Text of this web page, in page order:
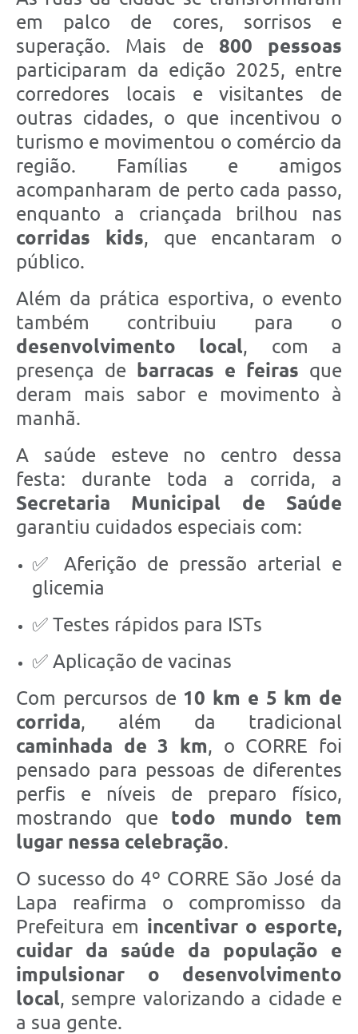
em palco de cores, sorrisos e
superação. Mais de 800 pessoas
participaram da edição 2025, entre
corredores locais e visitantes de
outras cidades, o que incentivou o
turismo e movimentou o comércio da
região. Famílias e amigos
acompanharam de perto cada passo,
enquanto a criançada brilhou nas
corridas kids, que encantaram o
público.
Além da prática esportiva, o evento
também contribuiu para o
desenvolvimento local, com a
presença de barracas e feiras que
deram mais sabor e movimento à
manhã.
A saúde esteve no centro dessa
festa: durante toda a corrida, a
Secretaria Municipal de Saúde
garantiu cuidados especiais com:
✅ Aferição de pressão arterial e
glicemia
✅ Testes rápidos para ISTs
✅ Aplicação de vacinas
Com percursos de 10 km e 5 km de
corrida, além da tradicional
caminhada de 3 km, o CORRE foi
pensado para pessoas de diferentes
perfis e níveis de preparo físico,
mostrando que todo mundo tem
lugar nessa celebração.
O sucesso do 4º CORRE São José da
Lapa reafirma o compromisso da
Prefeitura em incentivar o esporte,
cuidar da saúde da população e
impulsionar o desenvolvimento
local, sempre valorizando a cidade e
a sua gente.